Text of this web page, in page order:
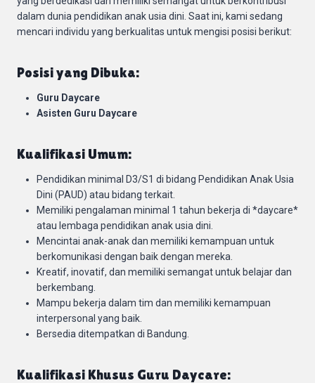
dalam dunia pendidikan anak usia dini. Saat ini, kami sedang
mencari individu yang berkualitas untuk mengisi posisi berikut:
Posisi yang Dibuka:
Guru Daycare
Asisten Guru Daycare
Kualifikasi Umum:
Pendidikan minimal D3/S1 di bidang Pendidikan Anak Usia
Dini (PAUD) atau bidang terkait.
Memiliki pengalaman minimal 1 tahun bekerja di *daycare*
atau lembaga pendidikan anak usia dini.
Mencintai anak-anak dan memiliki kemampuan untuk
berkomunikasi dengan baik dengan mereka.
Kreatif, inovatif, dan memiliki semangat untuk belajar dan
berkembang.
Mampu bekerja dalam tim dan memiliki kemampuan
interpersonal yang baik.
Bersedia ditempatkan di Bandung.
Kualifikasi Khusus Guru Daycare: